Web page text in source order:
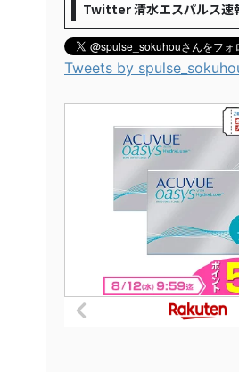
Twitter 清水エスパルス速
Tweets by